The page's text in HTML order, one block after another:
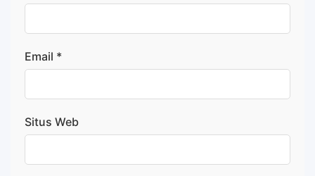
Email *
Situs Web